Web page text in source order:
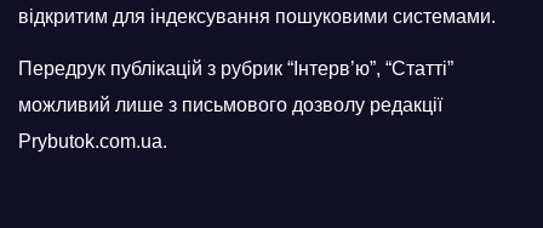
відкритим для індексування пошуковими системами.
Передрук публікацій з рубрик “Інтерв’ю”, “Статті”
можливий лише з письмового дозволу редакції
Prybutok.com.ua.